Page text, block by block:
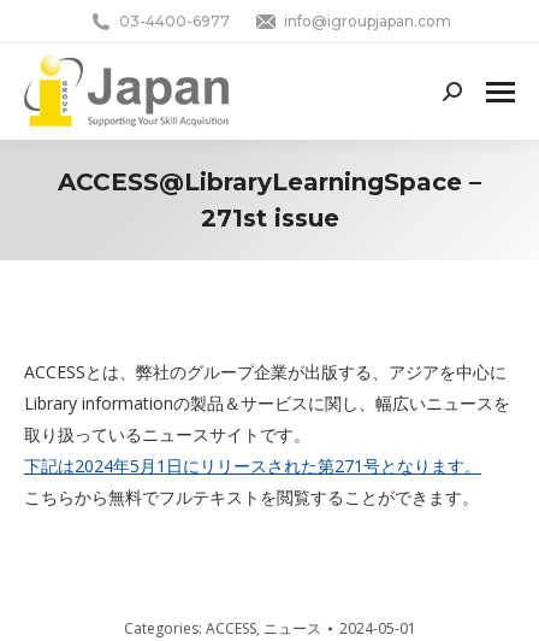
03-4400-6977 info@igroupjapan.com
Search:
ACCESS@LibraryLearningSpace –
271st issue
ACCESSとは、弊社のグループ企業が出版する、アジアを中心に
Library informationの製品＆サービスに関し、幅広いニュースを
取り扱っているニュースサイトです。
下記は2024年5月1日にリリースされた第271号となります。
こちらから無料でフルテキストを閲覧することができます。
Categories: ACCESS, ニュース 2024-05-01